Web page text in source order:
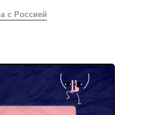
с Россией